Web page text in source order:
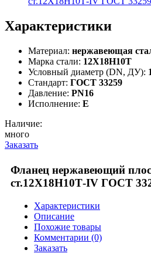
Характеристики
Материал: нержавеющая
Марка стали: 12Х18Н10Т
Условный диаметр (DN, ДУ):
Стандарт: ГОСТ 33259
Давление: PN16
Исполнение: E
Наличие:
много
Заказать
Фланец нержавеющий
ст.12Х18Н10Т-IV ГОСТ
Характеристики
Описание
Похожие товары
Комментарии (0)
Заказать